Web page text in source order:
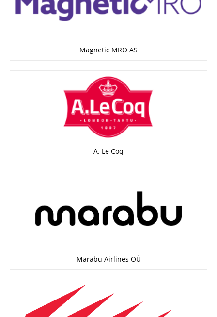
Magnetic MRO AS
A. Le Coq
Marabu Airlines OÜ